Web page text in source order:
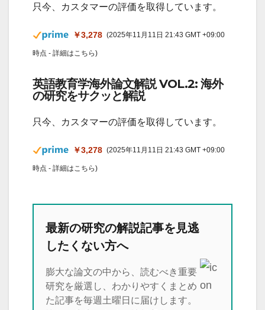
只今、カスタマーの評価を取得しています。
￥3,278 (2025年11月11日 21:43 GMT +09:00
時点 - 詳細はこちら)
英語教育学海外論文解説 VOL.2: 海外
の研究をサクッと解説
只今、カスタマーの評価を取得しています。
￥3,278 (2025年11月11日 21:43 GMT +09:00
時点 - 詳細はこちら)
最新の研究の解説記事を見逃
したくない方へ
膨大な論文の中から、読むべき重要
研究を厳選し、わかりやすくまとめ
た記事を毎週土曜日に届けします。